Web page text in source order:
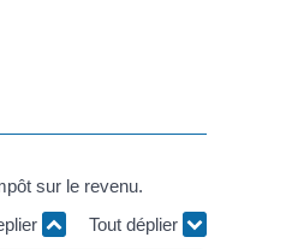
sur le revenu.
Tout déplier